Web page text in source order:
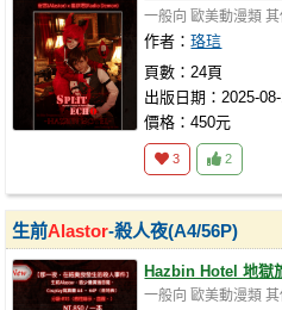
一般向 歐美動漫類
作者：珞琂
頁數：24頁
出版日期：2025-
價格：450元
3 2
生前Alastor-殺人夜(A4/56P)
Hazbin Hotel 地獄
一般向 歐美動漫類